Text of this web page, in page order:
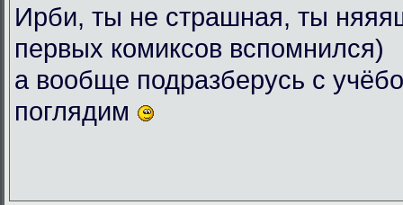
Ирби, ты не страшная, ты
первых комиксов вспомнился)
а вообще подразберусь с
поглядим